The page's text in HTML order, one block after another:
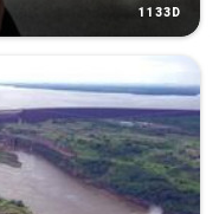
1133D